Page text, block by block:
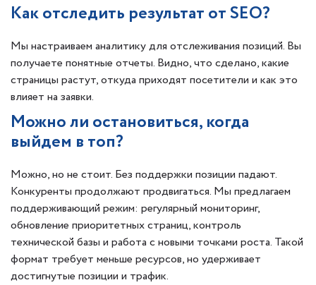
Как отследить результат от SEO?
Мы настраиваем аналитику для отслеживания позиций. Вы
получаете понятные отчеты. Видно, что сделано, какие
страницы растут, откуда приходят посетители и как это
влияет на заявки.
Можно ли остановиться, когда
выйдем в топ?
Можно, но не стоит. Без поддержки позиции падают.
Конкуренты продолжают продвигаться. Мы предлагаем
поддерживающий режим: регулярный мониторинг,
обновление приоритетных страниц, контроль
технической базы и работа с новыми точками роста. Такой
формат требует меньше ресурсов, но удерживает
достигнутые позиции и трафик.